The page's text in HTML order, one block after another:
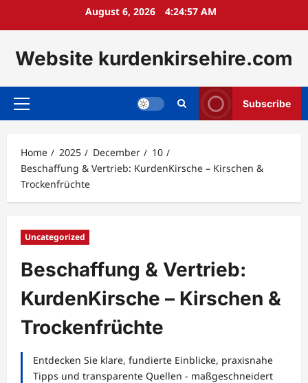
August 6, 2026 4:24:59 AM
Website kurdenkirsehire.com
Primary
Subscribe
Home 2025 December
10
Beschaffung & Vertrieb: KurdenKirsche – Kirschen &
Trockenfrüchte
Uncategorized
Beschaffung & Vertrieb:
KurdenKirsche – Kirschen &
Trockenfrüchte
Entdecken Sie klare, fundierte Einblicke, praxisnahe
Tipps und transparente Quellen - maßgeschneidert